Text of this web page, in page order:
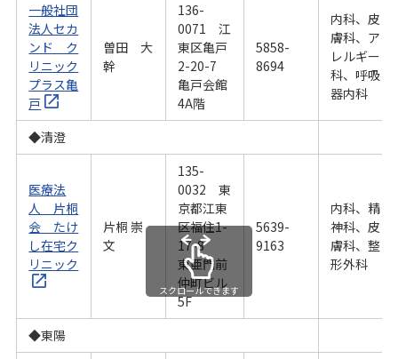
一般社団
法人セカ
ンド ク
リニック
プラス亀
戸
曽田 大
幹
136-
0071 江
東区亀戸
2-20-7
亀戸会館
4A階
5858-
8694
内科、皮
膚科、ア
レルギー
科、呼吸
器内科
◆清澄
医療法
人 片桐
会 たけ
し在宅ク
リニック
片桐 崇
文
135-
0032東
京都江東
区福住1-
17-8
東亜門前
仲町ビル
5F
5639-
9163
内科、精
神科、皮
膚科、整
形外科
◆東陽
スクロールできます